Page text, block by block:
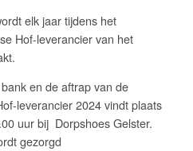
elk jaar tijdens het
Hof-leverancier van het
en de aftrap van de
leverancier 2024 vindt plaats
uur bij Dorpshoes Gelster.
gezorgd